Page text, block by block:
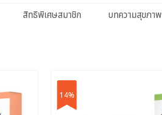
สิทธิพิเศษสมาชิก บทความสุขภาพ
14%